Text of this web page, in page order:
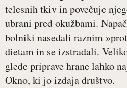
telesnih tkiv in povečuje
ubrani pred okužbami.
bolniki nasedali raznim
dietam in se izstradali.
glede priprave hrane lahko
Okno, ki jo izdaja društvo.